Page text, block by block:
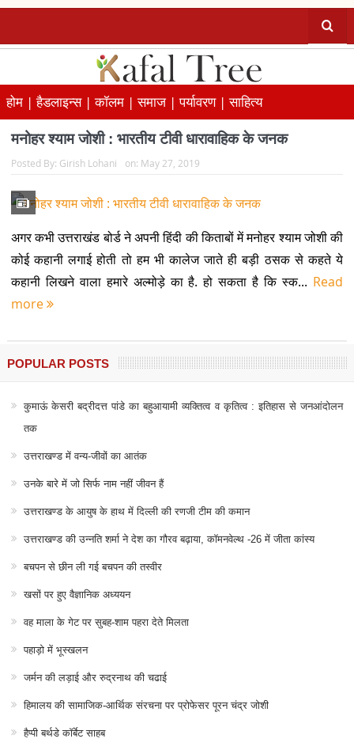
होम |हैडलाइन्स |कॉलम |समाज |पर्यावरण |साहित्य
मनोहर श्याम जोशी : भारतीय टीवी धारावाहिक के जनक
Posted By: Girish Lohani on: May 27, 2019
अगर कभी उत्तराखंड बोर्ड ने अपनी हिंदी की किताबों में मनोहर श्याम जोशी की
कोई कहानी लगाई होती तो हम भी कालेज जाते ही बड़ी ठसक से कहते ये
कहानी लिखने वाला हमारे अल्मोड़े का है. हो सकता है कि स्क... Read
more
POPULAR POSTS
कुमाऊं केसरी बद्रीदत्त पांडे का बहुआयामी व्यक्तित्व व कृतित्व : इतिहास से जनआंदोलन
तक
उत्तराखण्ड में वन्य-जीवों का आतंक
उनके बारे में जो सिर्फ नाम नहीं जीवन हैं
उत्तराखण्ड के आयुष के हाथ में दिल्ली की रणजी टीम की कमान
उत्तराखण्ड की उन्नति शर्मा ने देश का गौरव बढ़ाया, कॉमनवेल्थ -26 में जीता कांस्य
बचपन से छीन ली गई बचपन की तस्वीर
खसों पर हुए वैज्ञानिक अध्ययन
वह माला के गेट पर सुबह-शाम पहरा देते मिलता
पहाड़ो में भूस्खलन
जर्मन की लड़ाई और रुद्रनाथ की चढाई
हिमालय की सामाजिक-आर्थिक संरचना पर प्रोफेसर पूरन चंद्र जोशी
हैप्पी बर्थडे कॉर्बेट साहब